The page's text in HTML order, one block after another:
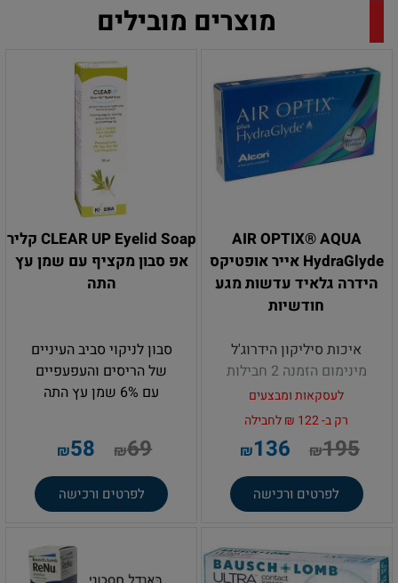
מוצרים מובילים
AIR OPTIX® AQUA
HydraGlyde אייר אופטיקס
הידרה גלאיד עדשות מגע
חודשיות
איכות סיליקון הידרוג'ל
מינימום הזמנה 2 חבילות
לעסקאות ומבצעים
רק ב- 122 ₪ לחבילה
₪195
₪136
לפרטים ורכישה
CLEAR UP Eyelid Soap קליר‏
‏אפ ‏סבון‏ ‏מקציף עם שמן עץ
התה
סבון לניקוי סביב העיניים
של הריסים והעפעפיים
עם 6% שמן עץ התה
₪69
₪58
לפרטים ורכישה